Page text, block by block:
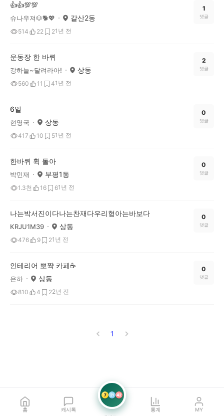
👍👍💯💯
슈나우져🐶🐕💖 갈산2동
514 22 21년 전
1
댓글
운동장 한 바퀴
강하늘~달려라아! 상동
560 11 41년 전
2
댓글
6일
현영국 상동
417 10 51년 전
0
댓글
한바퀴 휙 돌아
박민재 부평1동
1.3천 16 61년 전
0
댓글
나는박서진이다나는찬재다우리형아는바보다
KRJU1M39 상동
476 9 21년 전
0
댓글
인테리어 뽀쨕 카페☕️
은하 상동
810 4 22년 전
0
댓글
1
홈 캐시톡
7 21 42
통계 MY